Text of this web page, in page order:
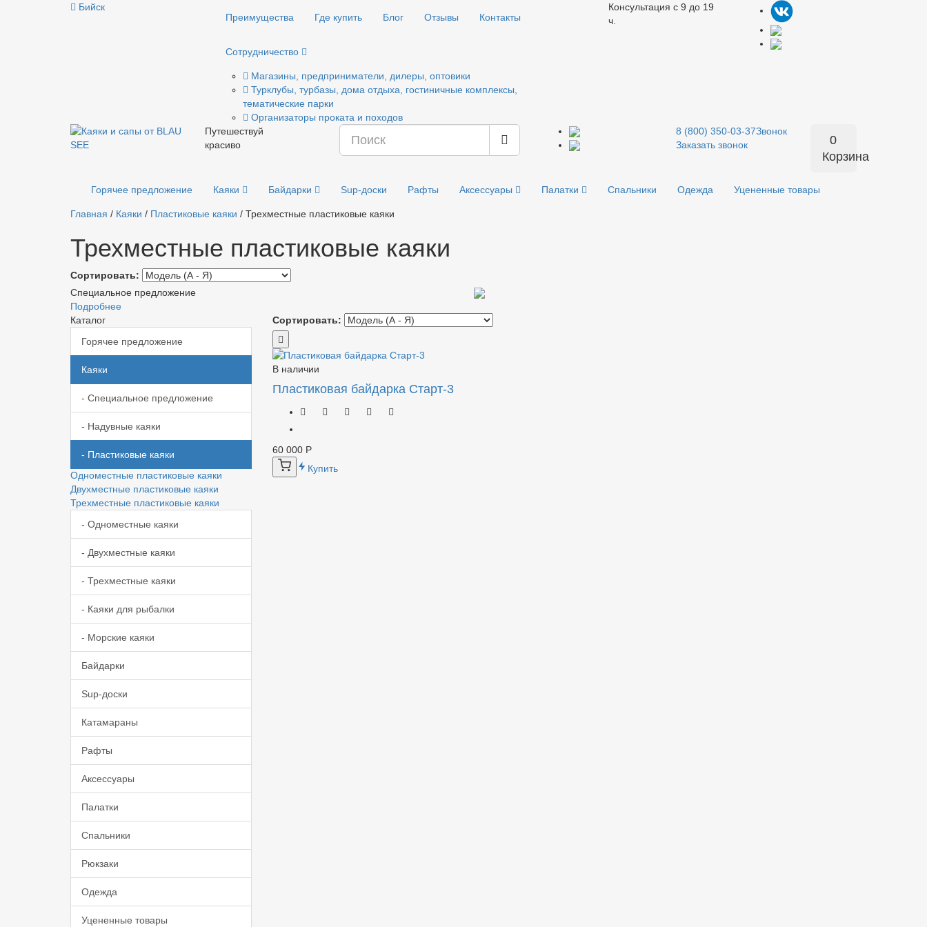
Бийск
Преимущества
Где купить Блог Отзывы Контакты
Сотрудничество
Магазины, предприниматели, дилеры, оптовики
Турклубы, турбазы, дома отдыха, гостиничные комплексы,
тематические парки
Организаторы проката и походов
Консультация c 9 до 19
ч.
Путешествуй
красиво
8 (800) 350-03-37Звонок
Заказать звонок
0
Корзина
Горячее предложение Каяки Байдарки Sup-доски Рафты Аксессуары Палатки Спальники Одежда Уцененные товары
Главная / Каяки / Пластиковые каяки / Трехместные пластиковые каяки
Трехместные пластиковые каяки
Сортировать:
Специальное предложение
Подробнее
Каталог
Горячее предложение
Каяки
- Специальное предложение
- Надувные каяки
- Пластиковые каяки
Одноместные пластиковые каяки
Двухместные пластиковые каяки
Трехместные пластиковые каяки
- Одноместные каяки
- Двухместные каяки
- Трехместные каяки
- Каяки для рыбалки
- Морские каяки
Байдарки
Sup-доски
Катамараны
Рафты
Аксессуары
Палатки
Спальники
Рюкзаки
Одежда
Уцененные товары
Сортировать:
В наличии
Пластиковая байдарка Старт-3
60 000 Р
Купить